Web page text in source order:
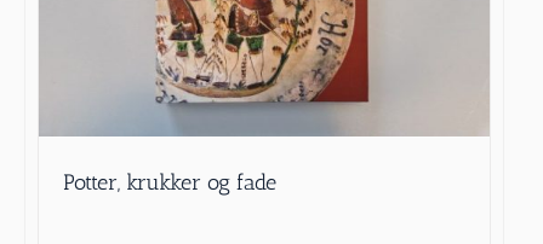
Potter, krukker og fade